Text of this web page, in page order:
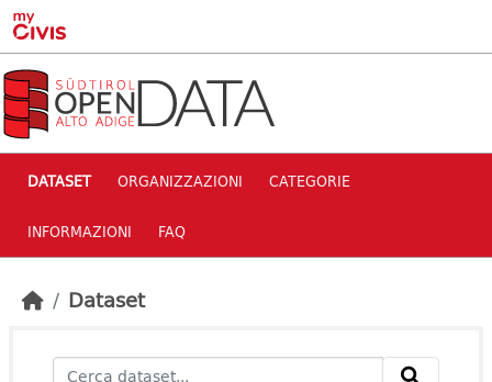
Skip to main content
DATASET ORGANIZZAZIONI CATEGORIE
INFORMAZIONI FAQ
Dataset